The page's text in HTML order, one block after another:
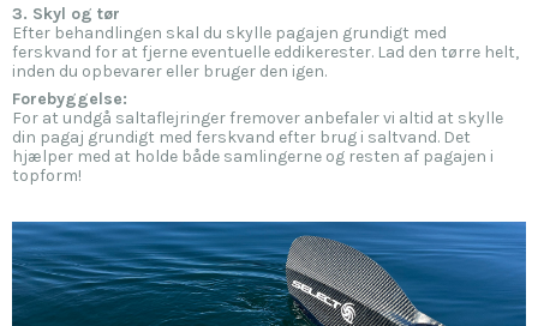
3. Skyl og tør
Efter behandlingen skal du skylle pagajen grundigt med
ferskvand for at fjerne eventuelle eddikerester. Lad den tørre helt,
inden du opbevarer eller bruger den igen.
Forebyggelse:
For at undgå saltaflejringer fremover anbefaler vi altid at skylle
din pagaj grundigt med ferskvand efter brug i saltvand. Det
hjælper med at holde både samlingerne og resten af pagajen i
topform!